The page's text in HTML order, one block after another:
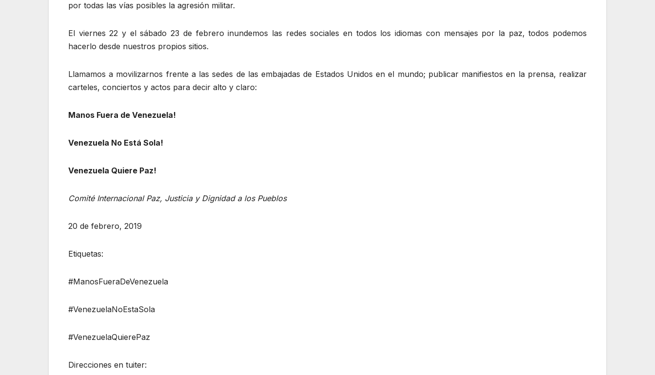
por todas las vías posibles la agresión militar.
El viernes 22 y el sábado 23 de febrero inundemos las redes sociales en todos los idiomas con mensajes por la paz, todos podemos
hacerlo desde nuestros propios sitios.
Llamamos a movilizarnos frente a las sedes de las embajadas de Estados Unidos en el mundo; publicar manifiestos en la prensa, realizar
carteles, conciertos y actos para decir alto y claro:
Manos Fuera de Venezuela!
Venezuela No Está Sola!
Venezuela Quiere Paz!
Comité Internacional Paz, Justicia y Dignidad a los Pueblos
20 de febrero, 2019
Etiquetas:
#ManosFueraDeVenezuela
#VenezuelaNoEstaSola
#VenezuelaQuierePaz
Direcciones en tuiter: